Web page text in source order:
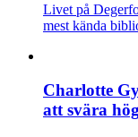
Livet på
mest kända
Charlotte
att svära